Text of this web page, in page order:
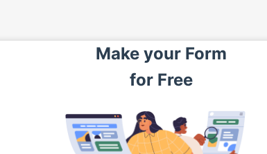
Make your Form
for Free